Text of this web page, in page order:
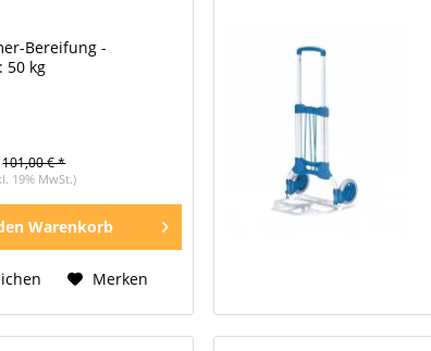
Bereifung -
50 kg
101,00 € *
19% MwSt.)
Warenkorb
Merken